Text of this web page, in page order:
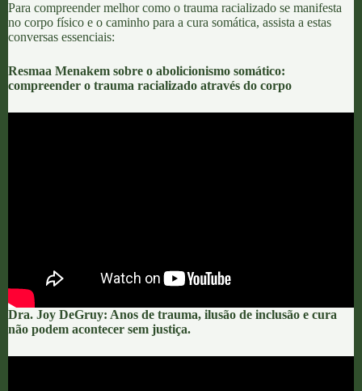
Para compreender melhor como o trauma racializado se manifesta
no corpo físico e o caminho para a cura somática, assista a estas
conversas essenciais:
Resmaa Menakem sobre o abolicionismo somático:
compreender o trauma racializado através do corpo
Dra. Joy DeGruy: Anos de trauma, ilusão de inclusão e cura
não podem acontecer sem justiça.